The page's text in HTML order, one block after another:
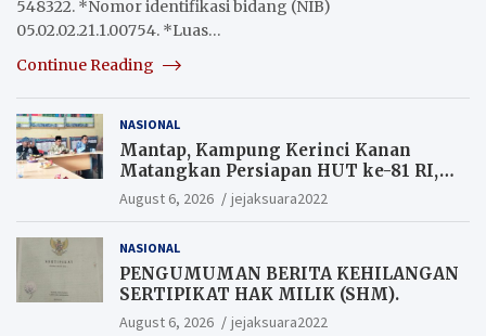
548322. *Nomor identifikasi bidang (NIB)
05.02.02.21.1.00754. *Luas…
Continue Reading
NASIONAL
Mantap, Kampung Kerinci Kanan
Matangkan Persiapan HUT ke-81 RI,
Warga yang ikut Upacara
Berkesempatan Raih Hadiah
August 6, 2026 jejaksuara2022
NASIONAL
PENGUMUMAN BERITA KEHILANGAN
SERTIPIKAT HAK MILIK (SHM).
August 6, 2026 jejaksuara2022